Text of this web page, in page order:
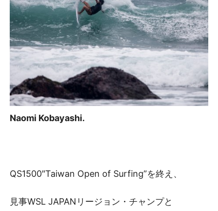
Naomi Kobayashi.
QS1500″Taiwan Open of Surfing”を終え、
見事WSL JAPANリージョン・チャンプと